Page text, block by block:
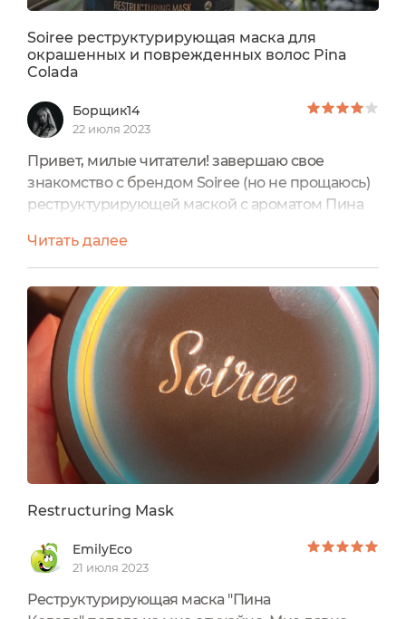
Soiree реструктурирующая маска для
окрашенных и поврежденных волос Pina
Colada
Борщик14
22 июля 2023
Привет, милые читатели! завершаю свое
знакомство с брендом Soiree (но не прощаюсь)
реструктурирующей маской с ароматом Пина
который остается на волосах надолго, при этом
не конфликтует с парфюмом. И он
действительно напоминает Пина коладу😉
Маска находится в баночке с откручивавшейся
крышкой. Помимо контроля вскрытия в виде
наклейки под крышкой находится
пластиковая...
Читать далее
Restructuring Mask
EmilyEco
21 июля 2023
Реструктурирующая маска "Пина